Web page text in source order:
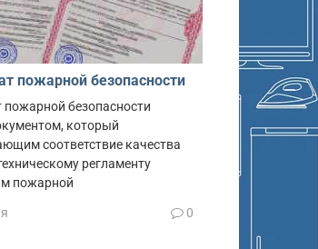
пожарной безопасности
пожарной безопасности
который
соответствие качества
регламенту
пожарной
0